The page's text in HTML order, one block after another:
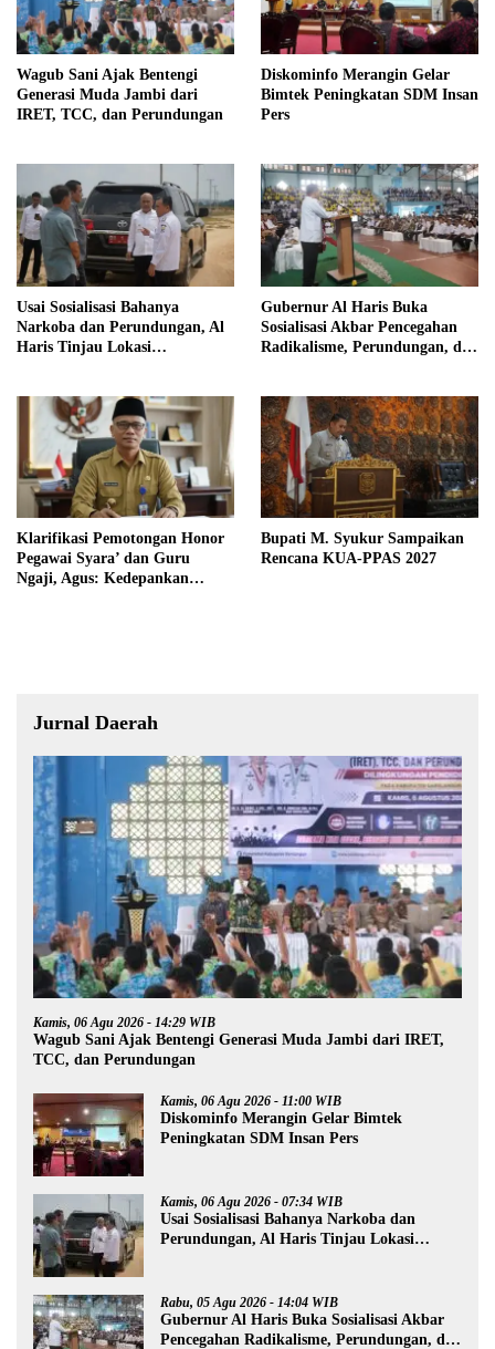
Wagub Sani Ajak Bentengi
Generasi Muda Jambi dari
IRET, TCC, dan Perundungan
Diskominfo Merangin Gelar
Bimtek Peningkatan SDM Insan
Pers
Usai Sosialisasi Bahanya
Narkoba dan Perundungan, Al
Haris Tinjau Lokasi
Gubernur Al Haris Buka
Sosialisasi Akbar Pencegahan
Radikalisme, Perundungan, dan
Klarifikasi Pemotongan Honor
Pegawai Syara’ dan Guru
Ngaji, Agus: Kedepankan
Bupati M. Syukur Sampaikan
Rencana KUA-PPAS 2027
Jurnal Daerah
Kamis, 06 Agu 2026 - 14:29 WIB
Wagub Sani Ajak Bentengi Generasi Muda Jambi dari IRET,
TCC, dan Perundungan
Kamis, 06 Agu 2026 - 11:00 WIB
Diskominfo Merangin Gelar Bimtek
Peningkatan SDM Insan Pers
Kamis, 06 Agu 2026 - 07:34 WIB
Usai Sosialisasi Bahanya Narkoba dan
Perundungan, Al Haris Tinjau Lokasi
Rabu, 05 Agu 2026 - 14:04 WIB
Gubernur Al Haris Buka Sosialisasi Akbar
Pencegahan Radikalisme, Perundungan, dan